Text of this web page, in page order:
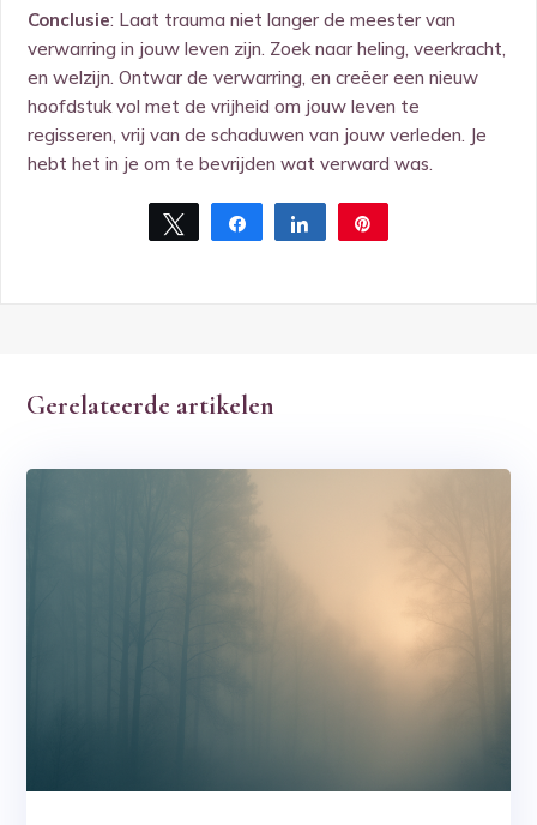
Conclusie: Laat trauma niet langer de meester van
verwarring in jouw leven zijn. Zoek naar heling, veerkracht,
en welzijn. Ontwar de verwarring, en creëer een nieuw
hoofdstuk vol met de vrijheid om jouw leven te
regisseren, vrij van de schaduwen van jouw verleden. Je
hebt het in je om te bevrijden wat verward was.
Tweet Share Share
Gerelateerde artikelen